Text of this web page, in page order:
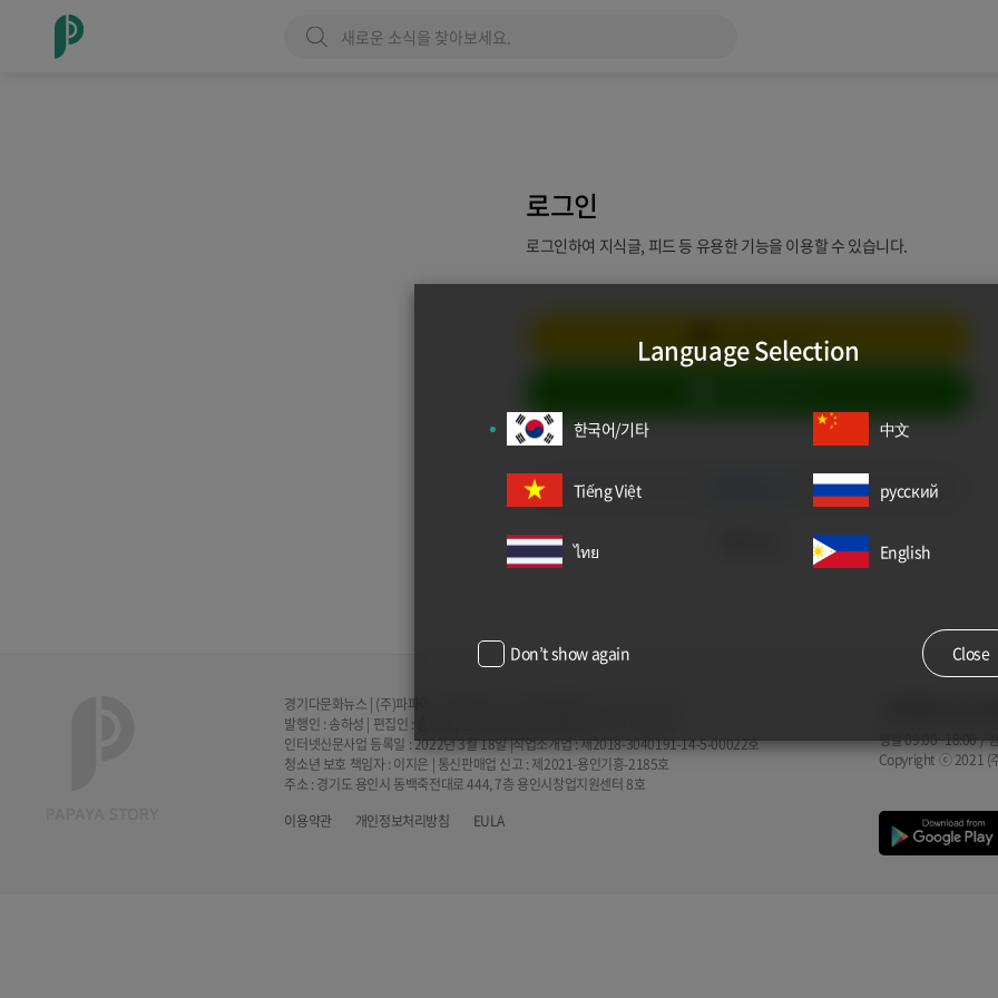
로그인
로그인하여 지식글, 피드 등 유용한 기능을 이용할 수 있습니다.
카카오로 시작
경기다문화뉴스 | (주)파파야스토리홀딩스 | 사업자등록번호 : 619-87-02273
발행인 : 송하성 | 편집인 : 송하성 | 인터넷신문사업 등록번호 : 경기 아53199
인터넷신문사업 등록일 : 2022년 3월 18일 |직업소개업 : 제2018-3040191-14-5-00022호
청소년 보호 책임자 : 이지은 | 통신판매업 신고 : 제2021-용인기흥-2185호
주소 : 경기도 용인시 동백죽전대로 444, 7층 용인시창업지원센터 8호
평일 09:00~18:00 /
Copyright ⓒ 2021 (
이용약관 개인정보처리방침 EULA
Language Selection
한국어/기타 中文
Tiếng Việt русский
ไทย English
Don’t show again Close